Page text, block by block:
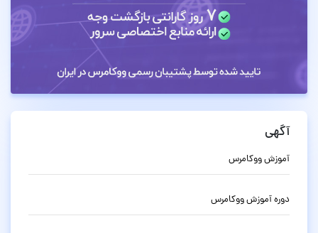
آگهی
آموزش ووکامرس
دوره آموزش ووکامرس